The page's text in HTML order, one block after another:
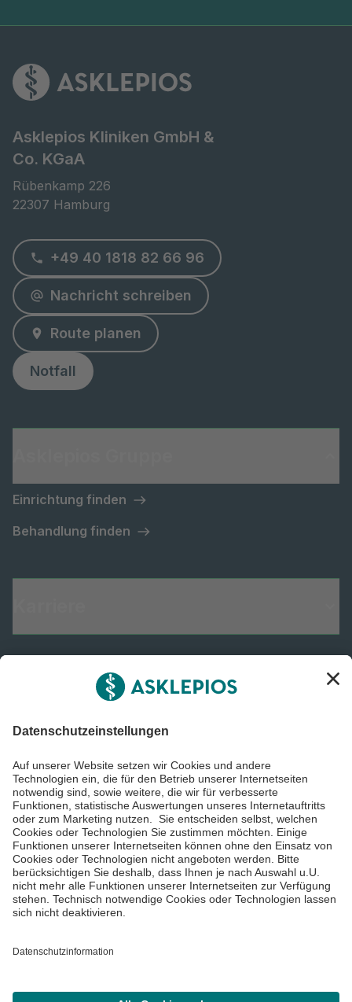
Asklepios Kliniken GmbH &
Co. KGaA
Rübenkamp 226
22307 Hamburg
+49 40 1818 82 66 96
Nachricht schreiben
Route planen
Notfall
Einrichtung finden
Behandlung finden
Informiert bleiben
Impressum
Datenschutzinformationen
Barrierefreiheit